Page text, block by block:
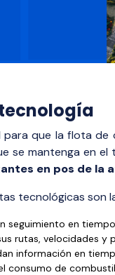
que la flota
se mantenga en el
en pos de la
tecnológicas son
seguimiento en
rutas, velocidades y
información en
consumo de